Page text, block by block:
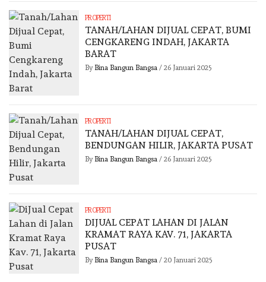
PROPERTI
TANAH/LAHAN DIJUAL CEPAT, BUMI
CENGKARENG INDAH, JAKARTA
BARAT
By Bina Bangun Bangsa/ 26 Januari 2025
PROPERTI
TANAH/LAHAN DIJUAL CEPAT,
BENDUNGAN HILIR, JAKARTA PUSAT
By Bina Bangun Bangsa/ 26 Januari 2025
PROPERTI
DIJUAL CEPAT LAHAN DI JALAN
KRAMAT RAYA KAV. 71, JAKARTA
PUSAT
By Bina Bangun Bangsa/ 20 Januari 2025